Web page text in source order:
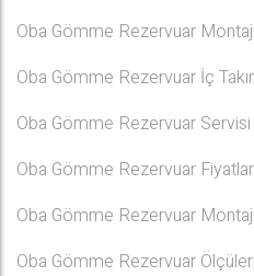
Oba Gömme Rezervuar
Oba Gömme Rezervuar İç
Oba Gömme Rezervuar
Oba Gömme Rezervuar
Oba Gömme Rezervuar
Oba Gömme Rezervuar